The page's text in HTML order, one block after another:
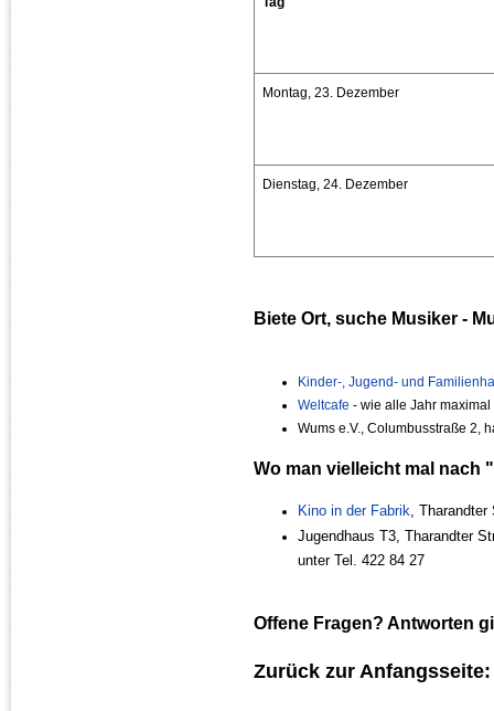
Montag, 23. Dezember
Dienstag, 24. Dezember
Biete Ort, suche Musiker -
Kinder-, Jugend- und
Weltcafe - wie alle Jahr maximal
Wums e.V., Columbusstraße 2,
Wo man vielleicht mal nach
Kino in der Fabrik, Tharandter
Jugendhaus T3, Tharandter
unter Tel. 422 84 27
Offene Fragen? Antworten
Zurück zur